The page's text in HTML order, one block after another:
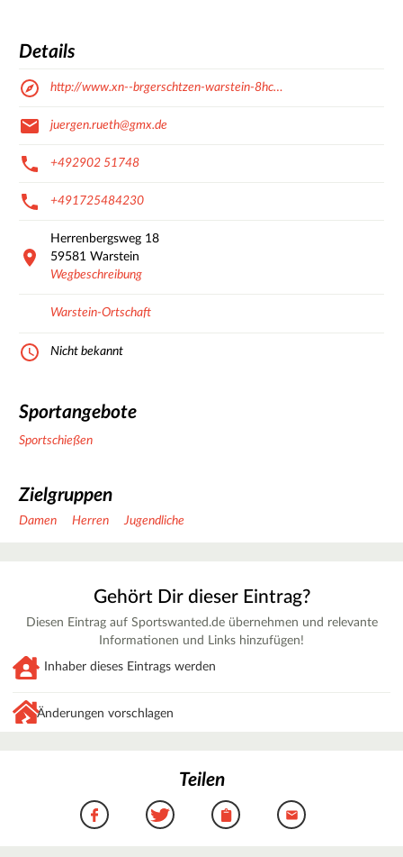
Details
http://www.xn--brgerschtzen-warstein-8hc…
juergen.rueth@gmx.de
+492902 51748
+491725484230
Herrenbergsweg 18
59581 Warstein
Wegbeschreibung
Warstein-Ortschaft
Nicht bekannt
Sportangebote
Sportschießen
Zielgruppen
Damen Herren Jugendliche
Gehört Dir dieser Eintrag?
Diesen Eintrag auf Sportswanted.de übernehmen und relevante
Informationen und Links hinzufügen!
Inhaber dieses Eintrags werden
Änderungen vorschlagen
Teilen